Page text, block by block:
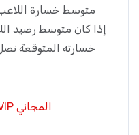
قمار مغربي ينهار أمام خداع الVIP المجاني